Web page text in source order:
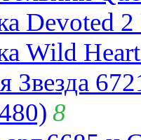
Devoted
Wild
Звезда
8